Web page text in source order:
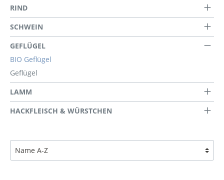
RIND
SCHWEIN
GEFLÜGEL
BIO Geflügel
Geflügel
LAMM
HACKFLEISCH & WÜRSTCHEN